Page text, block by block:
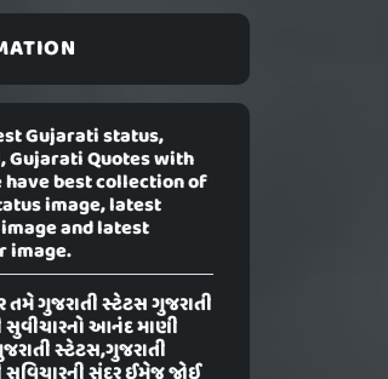
Gujarati status,
Gujarati Quotes with
have best collection of
image, latest
and latest
image.
ગુજરાતી સ્ટેટસ ગુજરાતી
આનંદ માણી
સ્ટેટસ,ગુજરાતી